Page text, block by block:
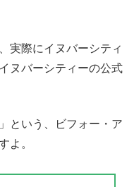
実際にイヌバーシティ
ヌバーシティーの公式
という、ビフォー・ア
よ。